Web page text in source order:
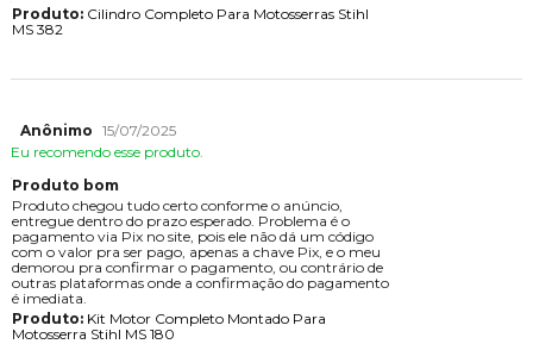
Produto:Cilindro Completo Para Motosserras Stihl
MS 382
Anônimo 15/07/2025
Eu recomendo esse produto.
Produto bom
Produto chegou tudo certo conforme o anúncio,
entregue dentro do prazo esperado. Problema é o
pagamento via Pix no site, pois ele não dá um código
com o valor pra ser pago, apenas a chave Pix, e o meu
demorou pra confirmar o pagamento, ou contrário de
outras plataformas onde a confirmação do pagamento
é imediata.
Produto:Kit Motor Completo Montado Para
Motosserra Stihl MS 180